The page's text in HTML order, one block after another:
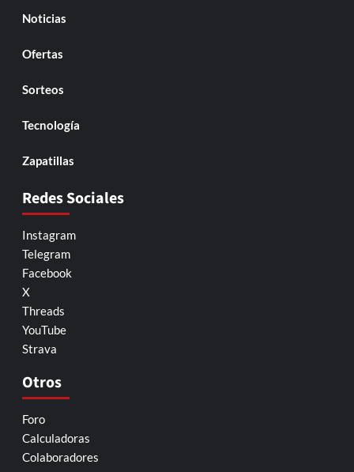
Noticias
Ofertas
Sorteos
Tecnología
Zapatillas
Redes Sociales
Instagram
Telegram
Facebook
X
Threads
YouTube
Strava
Otros
Foro
Calculadoras
Colaboradores